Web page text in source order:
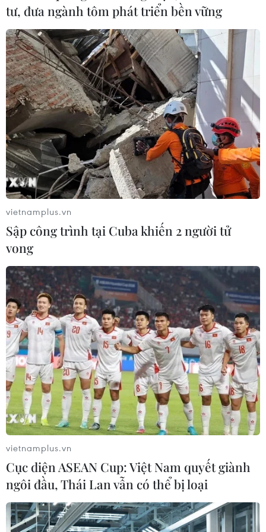
Bàn giao một cá thể Diều hoa Miến
Điện cho Vườn quốc gia Phong Nha-
Kẻ Bàng
05/08/2026 12:11
Bão số 3 tiếp tục đổi hướng, di
chuyển nhanh hơn
05/08/2026 11:31
CƠ QUAN CHỦ QUẢN: THÔNG TẤN XÃ VIỆT NAM
Tổng Biên tập: TRẦN TIẾN DUẨN
Phó Tổng Biên tập: NGUYỄN THỊ TÁM, KHÚC THANH
THỦY
Sở hữu trí tuệ
Quy định sử dụng
RSS
Hỗ trợ
Ngôn ngữ
TTXVN
Dịch vụ tin
Liên hệ
tư, đưa ngành tôm phát triển bền vững
vietnamplus.vn
Sập công trình tại Cuba khiến 2 người tử
vong
vietnamplus.vn
Cục diện ASEAN Cup: Việt Nam quyết giành
ngôi đầu, Thái Lan vẫn có thể bị loại